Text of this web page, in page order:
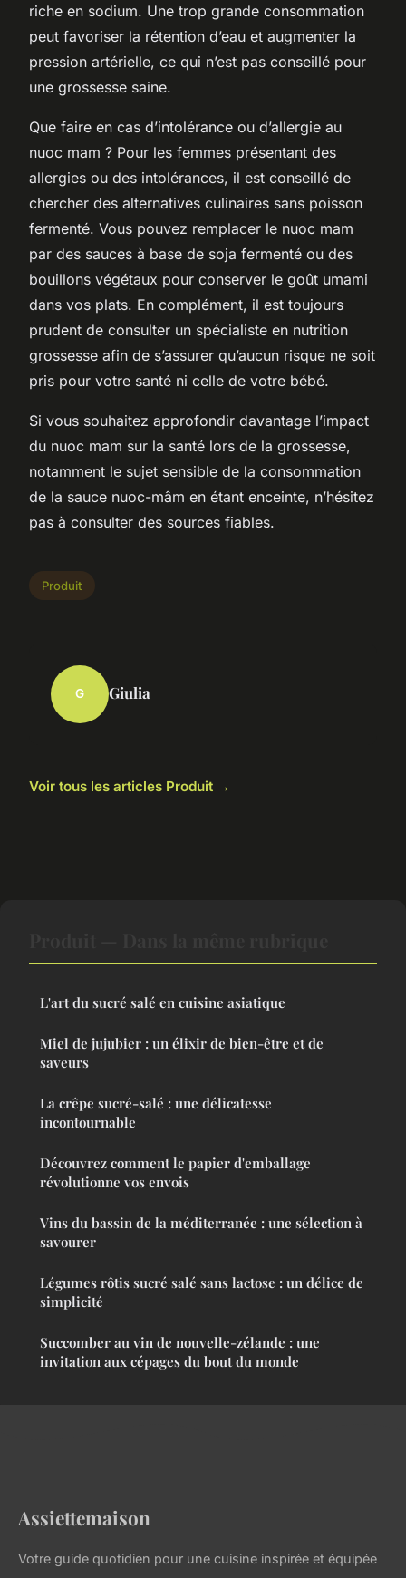
riche en sodium. Une trop grande consommation
peut favoriser la rétention d’eau et augmenter la
pression artérielle, ce qui n’est pas conseillé pour
une grossesse saine.
Que faire en cas d’intolérance ou d’allergie au
nuoc mam ? Pour les femmes présentant des
allergies ou des intolérances, il est conseillé de
chercher des alternatives culinaires sans poisson
fermenté. Vous pouvez remplacer le nuoc mam
par des sauces à base de soja fermenté ou des
bouillons végétaux pour conserver le goût umami
dans vos plats. En complément, il est toujours
prudent de consulter un spécialiste en nutrition
grossesse afin de s’assurer qu’aucun risque ne soit
pris pour votre santé ni celle de votre bébé.
Si vous souhaitez approfondir davantage l’impact
du nuoc mam sur la santé lors de la grossesse,
notamment le sujet sensible de la consommation
de la sauce nuoc-mâm en étant enceinte, n’hésitez
pas à consulter des sources fiables.
Produit
G Giulia
Voir tous les articles Produit →
L'art du sucré salé en cuisine asiatique
Miel de jujubier : un élixir de bien-être et de
saveurs
La crêpe sucré-salé : une délicatesse
incontournable
Découvrez comment le papier d'emballage
révolutionne vos envois
Vins du bassin de la méditerranée : une sélection à
savourer
Légumes rôtis sucré salé sans lactose : un délice de
simplicité
Succomber au vin de nouvelle-zélande : une
invitation aux cépages du bout du monde
Assiettemaison
Votre guide quotidien pour une cuisine inspirée et équipée